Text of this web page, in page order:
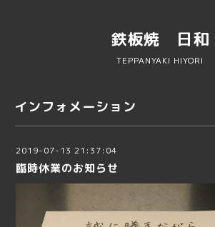
鉄板焼 日和
TEPPANYAKI HIYORI
インフォメーション
2019-07-13 21:37:04
臨時休業のお知らせ